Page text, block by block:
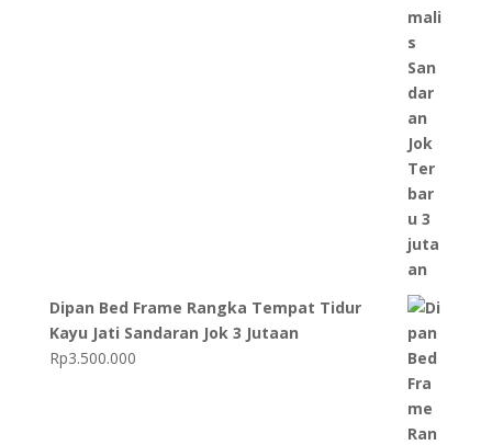
Dipan Bed Frame Rangka Tempat Tidur
Kayu Jati Sandaran Jok 3 Jutaan
Rp3.500.000